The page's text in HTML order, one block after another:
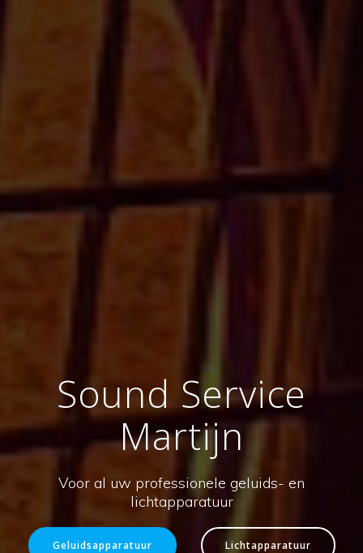
Sound Service
Martijn
Voor al uw professionele geluids- en
lichtapparatuur
Geluidsapparatuur Lichtapparatuur